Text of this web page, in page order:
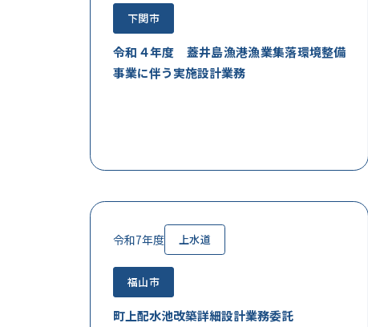
下関市
令和４年度 蓋井島漁港漁業集落環境整備
事業に伴う実施設計業務
令和7年度 上水道
福山市
町上配水池改築詳細設計業務委託